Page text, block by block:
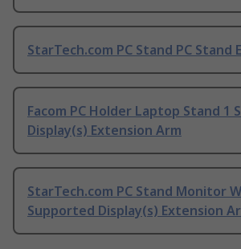
StarTech.com PC Stand PC Stand
Facom PC Holder Laptop Stand 1
Display(s) Extension Arm
StarTech.com PC Stand Monitor
Supported Display(s) Extension